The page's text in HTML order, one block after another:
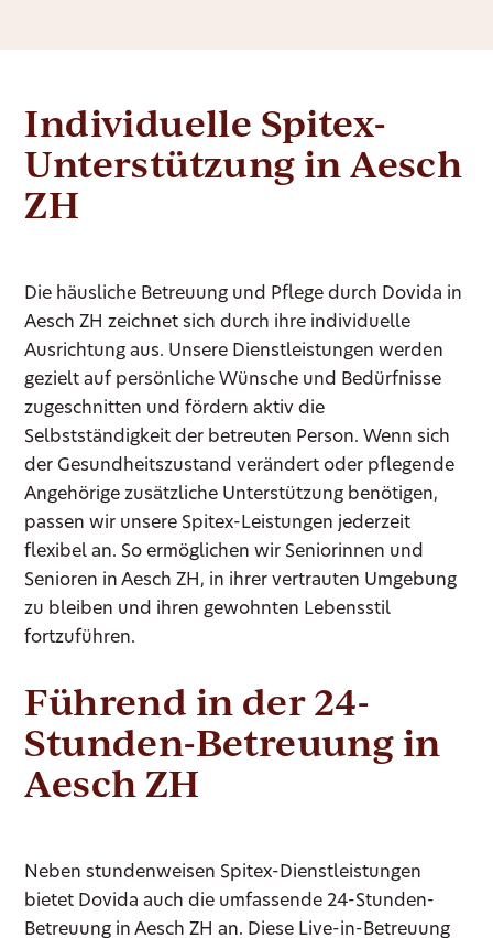
Individuelle Spitex-
Unterstützung in Aesch
ZH
Die häusliche Betreuung und Pflege durch Dovida in
Aesch ZH zeichnet sich durch ihre individuelle
Ausrichtung aus. Unsere Dienstleistungen werden
gezielt auf persönliche Wünsche und Bedürfnisse
zugeschnitten und fördern aktiv die
Selbstständigkeit der betreuten Person. Wenn sich
der Gesundheitszustand verändert oder pflegende
Angehörige zusätzliche Unterstützung benötigen,
passen wir unsere Spitex-Leistungen jederzeit
flexibel an. So ermöglichen wir Seniorinnen und
Senioren in Aesch ZH, in ihrer vertrauten Umgebung
zu bleiben und ihren gewohnten Lebensstil
fortzuführen.
Führend in der 24-
Stunden-Betreuung in
Aesch ZH
Neben stundenweisen Spitex-Dienstleistungen
bietet Dovida auch die umfassende 24-Stunden-
Betreuung in Aesch ZH an. Diese Live-in-Betreuung